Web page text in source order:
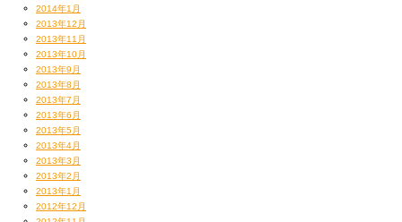
2014年1月
2013年12月
2013年11月
2013年10月
2013年9月
2013年8月
2013年7月
2013年6月
2013年5月
2013年4月
2013年3月
2013年2月
2013年1月
2012年12月